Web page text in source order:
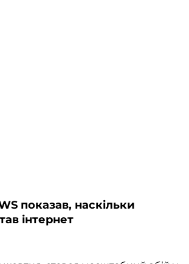
показав, наскільки
інтернет